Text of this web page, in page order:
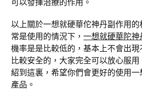
以上關於一想就硬華佗神丹副作用
常是使用的情況下，一想就硬華陀神
機率是是比較低的，基本上不會出
比較安全的，大家完全可以放心服
紹到這裏，希望你們會更好的使用
產品。